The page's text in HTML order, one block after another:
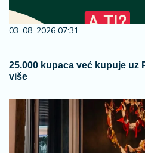
03. 08. 2026 07:31
25.000 kupaca već kupuje uz
više